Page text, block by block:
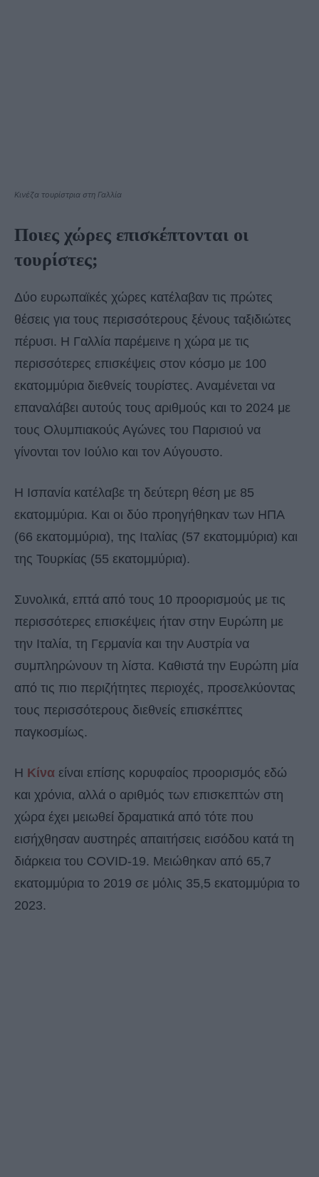
Κινέζα τουρίστρια στη Γαλλία
Ποιες χώρες επισκέπτονται οι
τουρίστες;
Δύο ευρωπαϊκές χώρες κατέλαβαν τις πρώτες
θέσεις για τους περισσότερους ξένους ταξιδιώτες
πέρυσι. Η Γαλλία παρέμεινε η χώρα με τις
περισσότερες επισκέψεις στον κόσμο με 100
εκατομμύρια διεθνείς τουρίστες. Αναμένεται να
επαναλάβει αυτούς τους αριθμούς και το 2024 με
τους Ολυμπιακούς Αγώνες του Παρισιού να
γίνονται τον Ιούλιο και τον Αύγουστο.
Η Ισπανία κατέλαβε τη δεύτερη θέση με 85
εκατομμύρια. Και οι δύο προηγήθηκαν των ΗΠΑ
(66 εκατομμύρια), της Ιταλίας (57 εκατομμύρια) και
της Τουρκίας (55 εκατομμύρια).
Συνολικά, επτά από τους 10 προορισμούς με τις
περισσότερες επισκέψεις ήταν στην Ευρώπη με
την Ιταλία, τη Γερμανία και την Αυστρία να
συμπληρώνουν τη λίστα. Καθιστά την Ευρώπη μία
από τις πιο περιζήτητες περιοχές, προσελκύοντας
τους περισσότερους διεθνείς επισκέπτες
παγκοσμίως.
Η Κίνα είναι επίσης κορυφαίος προορισμός εδώ
και χρόνια, αλλά ο αριθμός των επισκεπτών στη
χώρα έχει μειωθεί δραματικά από τότε που
εισήχθησαν αυστηρές απαιτήσεις εισόδου κατά τη
διάρκεια του COVID-19. Μειώθηκαν από 65,7
εκατομμύρια το 2019 σε μόλις 35,5 εκατομμύρια το
2023.